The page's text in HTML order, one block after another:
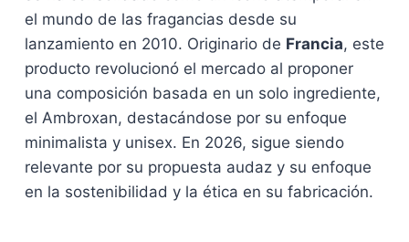
el mundo de las fragancias desde su
lanzamiento en 2010. Originario de Francia, este
producto revolucionó el mercado al proponer
una composición basada en un solo ingrediente,
el Ambroxan, destacándose por su enfoque
minimalista y unisex. En 2026, sigue siendo
relevante por su propuesta audaz y su enfoque
en la sostenibilidad y la ética en su fabricación.